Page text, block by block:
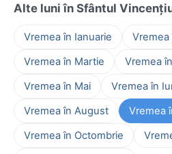
Alte luni în Sfântul
Vremea în Ianuarie
Vremea
Vremea în Martie
Vremea
Vremea în Mai
Vremea în
Vremea în August
Vremea
Vremea în Octombrie